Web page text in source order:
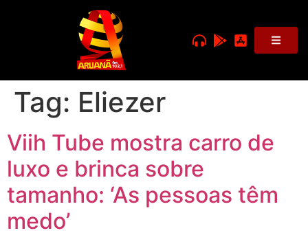
Tag: Eliezer
Viih Tube mostra carro de
luxo e brinca sobre
tamanho: ‘As pessoas têm
medo’